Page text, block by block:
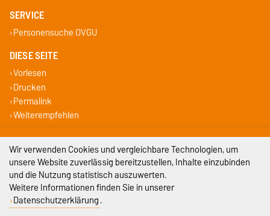
SERVICE
Personensuche OVGU
DIESE SEITE
Vorlesen
Drucken
Permalink
Weiterempfehlen
Impressum
Datenschutz
Barrierefreiheit
Wir verwenden Cookies und vergleichbare Technologien, um
unsere Website zuverlässig bereitzustellen, Inhalte einzubinden
und die Nutzung statistisch auszuwerten.
Weitere Informationen finden Sie in unserer
Datenschutzerklärung.